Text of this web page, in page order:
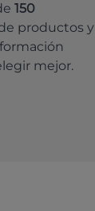
150
productos y
mejor.